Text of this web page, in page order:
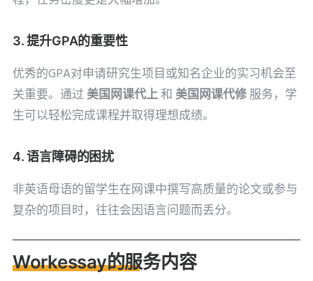
3. 提升GPA的重要性
优秀的GPA对申请研究生项目或知名企业的实习机会至
关重要。通过美国网课代上和美国网课代修服务，学
生可以轻松完成课程并取得理想成绩。
4. 语言障碍的困扰
非英语母语的留学生在网课中撰写高质量的论文或参与
复杂的项目时，往往会因语言问题而丢分。
Workessay的服务内容